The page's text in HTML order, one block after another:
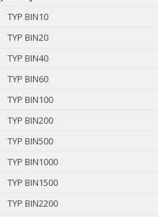
TYP BIN10
TYP BIN20
TYP BIN40
TYP BIN60
TYP BIN100
TYP BIN200
TYP BIN500
TYP BIN1000
TYP BIN1500
TYP BIN2200